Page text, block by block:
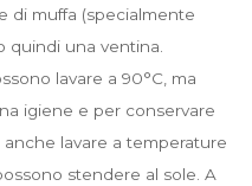
di muffa (specialmente
quindi una ventina.
lavare a 90°C, ma
igiene e per conservare
lavare a temperature
stendere al sole. A